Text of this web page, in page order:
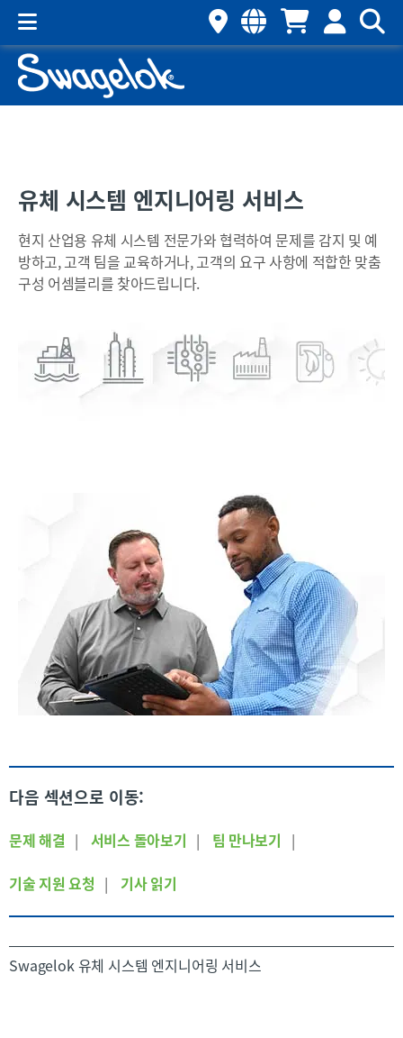
유체 시스템 엔지니어링 서비스
현지 산업용 유체 시스템 전문가와 협력하여 문제를 감지 및 예
방하고, 고객 팀을 교육하거나, 고객의 요구 사항에 적합한 맞춤
구성 어셈블리를 찾아드립니다.
다음 섹션으로 이동:
문제 해결 | 서비스 돌아보기 | 팀 만나보기 |
기술 지원 요청 | 기사 읽기
Swagelok 유체 시스템 엔지니어링 서비스